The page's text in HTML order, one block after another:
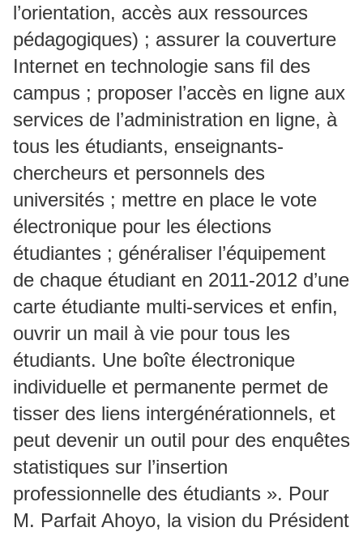
l’orientation, accès aux ressources
pédagogiques) ; assurer la couverture
Internet en technologie sans fil des
campus ; proposer l’accès en ligne aux
services de l’administration en ligne, à
tous les étudiants, enseignants-
chercheurs et personnels des
universités ; mettre en place le vote
électronique pour les élections
étudiantes ; généraliser l’équipement
de chaque étudiant en 2011-2012 d’une
carte étudiante multi-services et enfin,
ouvrir un mail à vie pour tous les
étudiants. Une boîte électronique
individuelle et permanente permet de
tisser des liens intergénérationnels, et
peut devenir un outil pour des enquêtes
statistiques sur l’insertion
professionnelle des étudiants ». Pour
M. Parfait Ahoyo, la vision du Président